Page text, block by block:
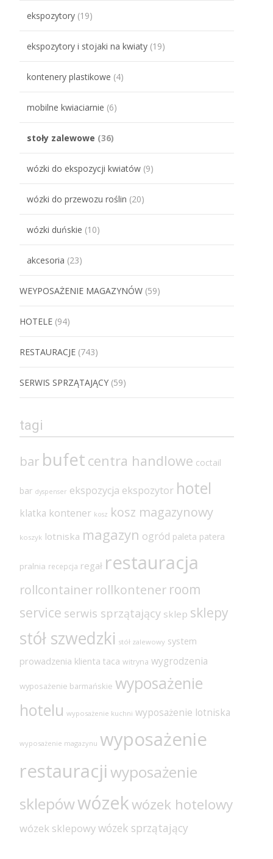
ekspozytory (19)
ekspozytory i stojaki na kwiaty (19)
kontenery plastikowe (4)
mobilne kwiaciarnie (6)
stoły zalewowe (36)
wózki do ekspozycji kwiatów (9)
wózki do przewozu roślin (20)
wózki duńskie (10)
akcesoria (23)
WEYPOSAŻENIE MAGAZYNÓW (59)
HOTELE (94)
RESTAURACJE (743)
SERWIS SPRZĄTAJĄCY (59)
tagi
bar bufet centra handlowe coctail
bar dyspenser ekspozycja ekspozytor hotel
klatka kontener kosz kosz magazynowy
koszyk lotniska magazyn ogród paleta patera
pralnia recepcja regał restauracja
rollcontainer rollkontener room
service serwis sprzątający sklep sklepy
stół szwedzki stół zalewowy system
prowadzenia klienta taca witryna wygrodzenia
wyposażenie barmańskie wyposażenie
hotelu wyposażenie kuchni wyposażenie lotniska
wyposażenie magazynu wyposażenie
restauracjiwyposażenie
sklepówwózekwózek hotelowy
wózek sklepowywózek sprzątający